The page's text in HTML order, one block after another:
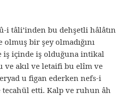
i tâli’inden bu dehşetli hâlâtın
bir şey olmadığını
iş içinde iş olduğuna intikal
ve akıl ve letaifi bu elîm ve
u figan ederken nefs-i
etti. Kalp ve ruhun âh